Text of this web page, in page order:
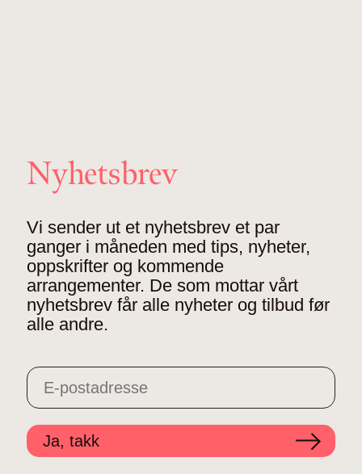
Nyhetsbrev
Vi sender ut et nyhetsbrev et par
ganger i måneden med tips, nyheter,
oppskrifter og kommende
arrangementer. De som mottar vårt
nyhetsbrev får alle nyheter og tilbud før
alle andre.
Ja, takk